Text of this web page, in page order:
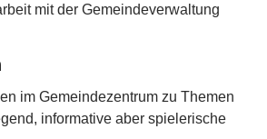
mit der Gemeindeverwaltung
im Gemeindezentrum zu Themen
informative aber spielerische